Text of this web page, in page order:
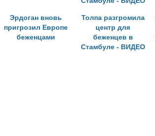
Эрдоган вновь
пригрозил Европе
беженцами
Толпа разгромила
центр для
беженцев в
Стамбуле - ВИДЕО